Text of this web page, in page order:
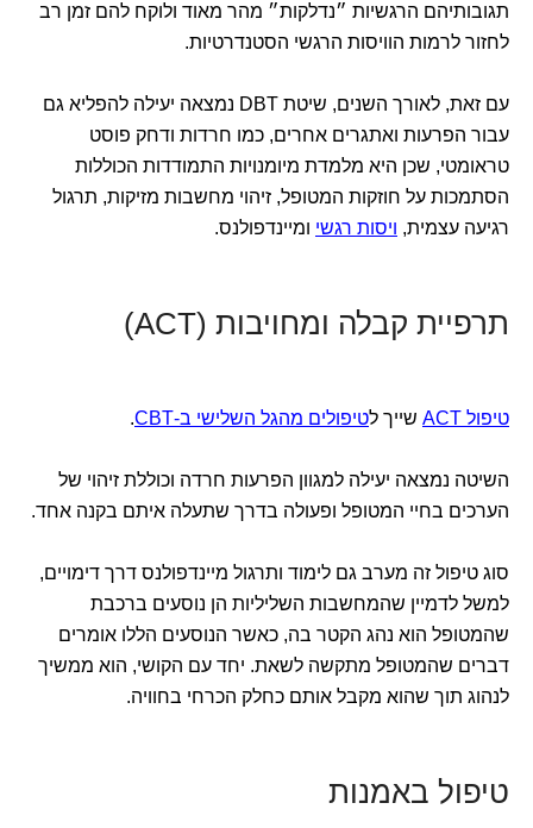
תגובותיהם הרגשיות ״נדלקות״ מהר מאוד ולוקח להם זמן רב
לחזור לרמות הוויסות הרגשי הסטנדרטיות.
עם זאת, לאורך השנים, שיטת DBT נמצאה יעילה להפליא גם
עבור הפרעות ואתגרים אחרים, כמו חרדות ודחק פוסט
טראומטי, שכן היא מלמדת מיומנויות התמודדות הכוללות
הסתמכות על חוזקות המטופל, זיהוי מחשבות מזיקות, תרגול
רגיעה עצמית, ויסות רגשי ומיינדפולנס.
תרפיית קבלה ומחויבות (ACT)
טיפול ACT שייך לטיפולים מהגל השלישי ב-CBT .
השיטה נמצאה יעילה למגוון הפרעות חרדה וכוללת זיהוי של
הערכים בחיי המטופל ופעולה בדרך שתעלה איתם בקנה אחד.
סוג טיפול זה מערב גם לימוד ותרגול מיינדפולנס דרך דימויים,
למשל לדמיין שהמחשבות השליליות הן נוסעים ברכבת
שהמטופל הוא נהג הקטר בה, כאשר הנוסעים הללו אומרים
דברים שהמטופל מתקשה לשאת. יחד עם הקושי, הוא ממשיך
לנהוג תוך שהוא מקבל אותם כחלק הכרחי בחוויה.
טיפול באמנות